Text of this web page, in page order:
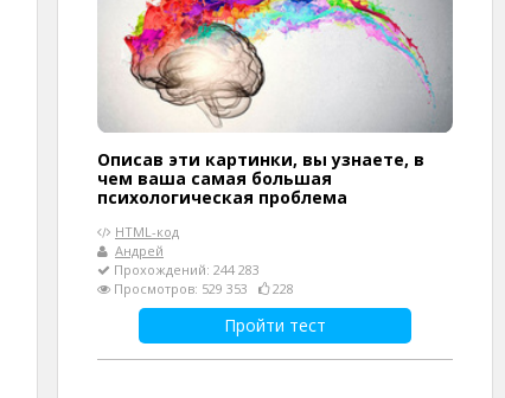
Описав эти картинки, вы узнаете, в
чем ваша самая большая
психологическая проблема
HTML-код
Андрей
Прохождений: 244 283
Просмотров: 529 353
228
Пройти тест